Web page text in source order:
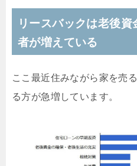
リースバックは老後
者が増えている
ここ最近住みながら家を売
る方が急増しています。